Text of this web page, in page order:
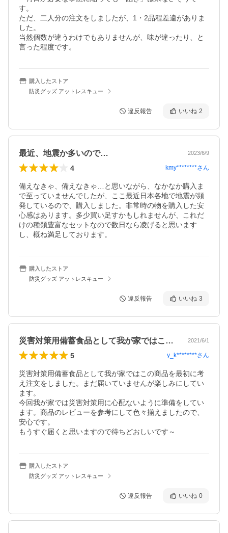
す。
ただ、二人分の注文をしましたが、1・2品程差違がありま
した。
当然個数が違うわけでもありませんが、味が違ったり、と
言った程度です。
購入したストア
防災グッズ アットレスキュー
違反報告 いいね 2
最近、地震か多いので… 2023/6/9
4 kmy********さん
備えなきゃ、備えなきゃ…と思いながら、なかなか購入ま
で至っていませんでしたが、ここ最近日本各地で地震が頻
発しているので、購入しました。非常時の物を購入した安
心感はあります。多少買い足すかもしれませんが、これだ
けの種類豊富なセットなので数日なら凌げると思います
し、概ね満足しております。
購入したストア
防災グッズ アットレスキュー
違反報告 いいね 3
災害対策用備蓄食品として我が家ではこの… 2021/6/1
5 y_k********さん
災害対策用備蓄食品として我が家ではこの商品を最初に考
え注文をしました。まだ届いていませんが楽しみにしてい
ます。
今回我が家では災害対策用に心配ないように準備をしてい
ます。商品のレビューを参考にして色々揃えましたので、
安心です。
もうすぐ届くと思いますので待ちどおしいです～
購入したストア
防災グッズ アットレスキュー
違反報告 いいね 0